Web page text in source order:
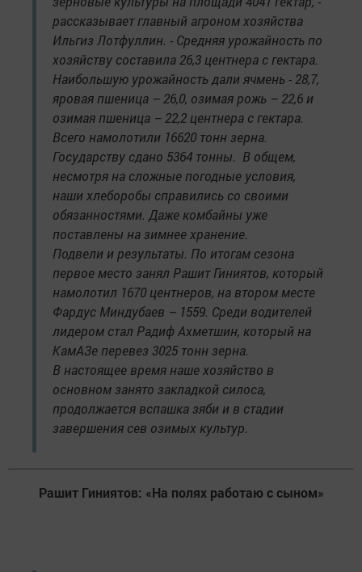
рассказывает главный агроном хозяйства
Ильгиз Лотфуллин. - Средняя урожайность по
хозяйству составила 26,3 центнера с гектара.
Наибольшую урожайность дали ячмень - 28,7,
яровая пшеница – 26,0, озимая рожь – 22,6 и
озимая пшеница – 22,2 центнера с гектара.
Всего намолотили 16620 тонн зерна.
Государству сдано 5364 тонны. В общем,
несмотря на сложные погодные условия,
наши хлеборобы справились со своими
обязанностями. Даже комбайны уже
поставлены на зимнее хранение.
Подвели и результаты. По итогам сезона
первое место занял Рашит Гиниятов, который
намолотил 1670 центнеров, на втором месте
Фардус Миндубаев – 1559. Среди водителей
лидером стал Радиф Ахметшин, который на
КамАЗе перевез 3025 тонн зерна.
В настоящее время наше хозяйство в
основном занято закладкой силоса,
продолжается вспашка зяби и в стадии
завершения сев озимых культур.
Рашит Гиниятов: «На полях работаю с сыном»